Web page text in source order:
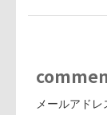
メールアド